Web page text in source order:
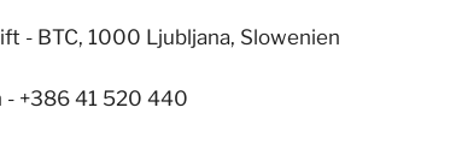
- BTC, 1000 Ljubljana, Slowenien
- +386 41 520 440